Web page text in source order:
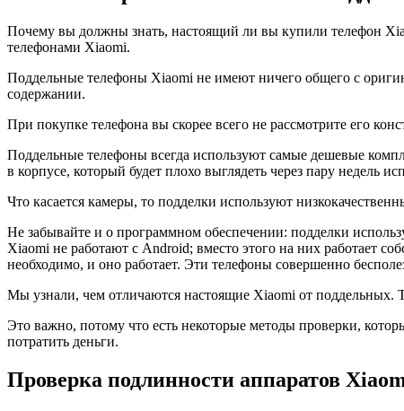
Почему вы должны знать, настоящий ли вы купили телефон
телефонами Xiaomi.
Поддельные телефоны Xiaomi не имеют ничего общего с
содержании.
При покупке телефона вы скорее всего не рассмотрите его
Поддельные телефоны всегда используют самые дешевые
в корпусе, который будет плохо выглядеть через пару недель
Что касается камеры, то подделки используют
Не забывайте и о программном обеспечении: подделки
Xiaomi не работают с Android; вместо этого на них работает
необходимо, и оно работает. Эти телефоны совершенно
Мы узнали, чем отличаются настоящие Xiaomi от поддельных.
Это важно, потому что есть некоторые методы проверки,
потратить деньги.
Проверка подлинности аппаратов